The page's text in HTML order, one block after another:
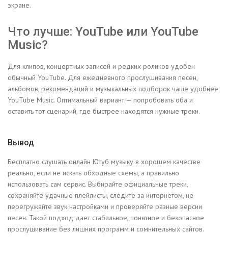
экране.
Что лучше: YouTube или YouTube
Music?
Для клипов, концертных записей и редких роликов удобен
обычный YouTube. Для ежедневного прослушивания песен,
альбомов, рекомендаций и музыкальных подборок чаще удобнее
YouTube Music. Оптимальный вариант — попробовать оба и
оставить тот сценарий, где быстрее находятся нужные треки.
Вывод
Бесплатно слушать онлайн Ютуб музыку в хорошем качестве
реально, если не искать обходные схемы, а правильно
использовать сам сервис. Выбирайте официальные треки,
сохраняйте удачные плейлисты, следите за интернетом, не
перегружайте звук настройками и проверяйте разные версии
песен. Такой подход дает стабильное, понятное и безопасное
прослушивание без лишних программ и сомнительных сайтов.